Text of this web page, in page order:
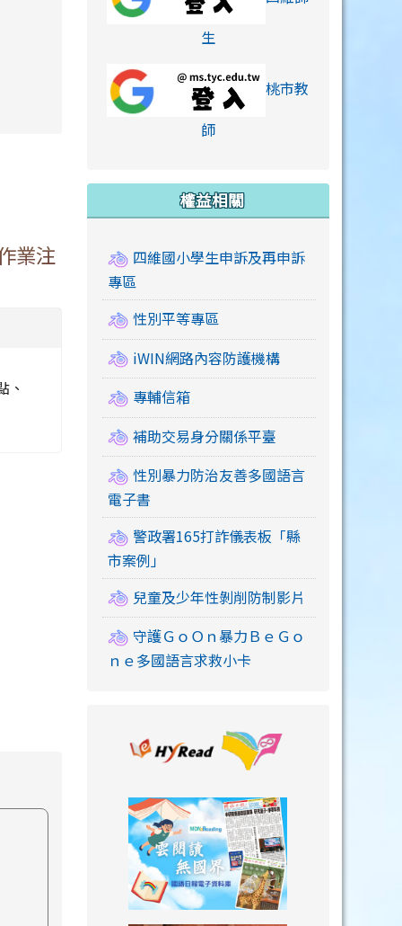
xiaohongshu.html
業注
、
生link to https://
桃市教
師link to https://
權益相關
四維國小學生申訴及再申訴
專區
性別平等專區
iWIN網路內容防護機構
專輔信箱
補助交易身分關係平臺
性別暴力防治友善多國語言
電子書
警政署165打詐儀表板「縣
市案例」
兒童及少年性剝削防制影片
守護ＧｏＯｎ暴力ＢｅＧｏ
ｎｅ多國語言求救小卡